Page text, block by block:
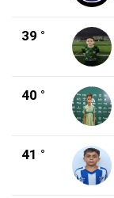
39 °
40 °
41 °